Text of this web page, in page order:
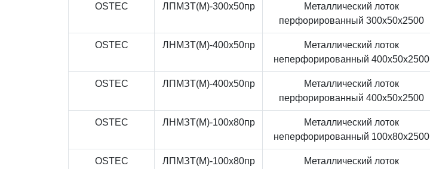
OSTEC ЛПМЗТ(М)-300x50пр
Металлический лоток
перфорированный 300x50x2500
OSTEC ЛНМЗТ(М)-400x50пр
Металлический лоток
неперфорированный 400x50x2500
OSTEC ЛПМЗТ(М)-400x50пр
Металлический лоток
перфорированный 400x50x2500
OSTEC ЛНМЗТ(М)-100x80пр
Металлический лоток
неперфорированный 100x80x2500
OSTEC ЛПМЗТ(М)-100x80пр
Металлический лоток